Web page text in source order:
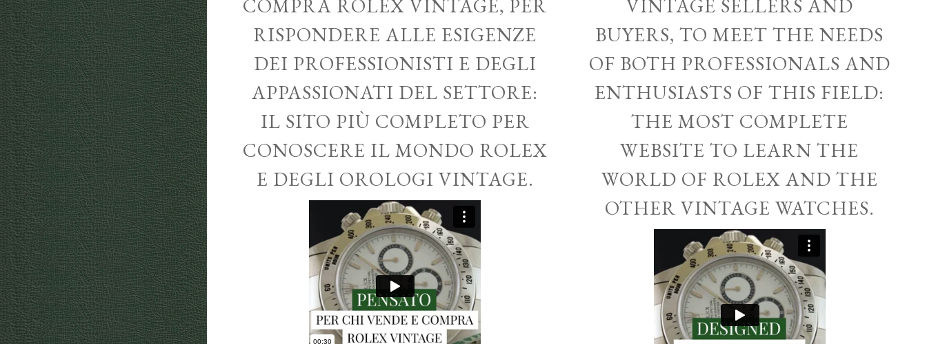
COMPRA ROLEX VINTAGE, PER
RISPONDERE ALLE ESIGENZE
DEI PROFESSIONISTI E DEGLI
APPASSIONATI DEL SETTORE:
IL SITO PIÙ COMPLETO PER
CONOSCERE IL MONDO ROLEX
E DEGLI OROLOGI VINTAGE.
VINTAGE SELLERS AND
BUYERS, TO MEET THE NEEDS
OF BOTH PROFESSIONALS AND
ENTHUSIASTS OF THIS FIELD:
THE MOST COMPLETE
WEBSITE TO LEARN THE
WORLD OF ROLEX AND THE
OTHER VINTAGE WATCHES.